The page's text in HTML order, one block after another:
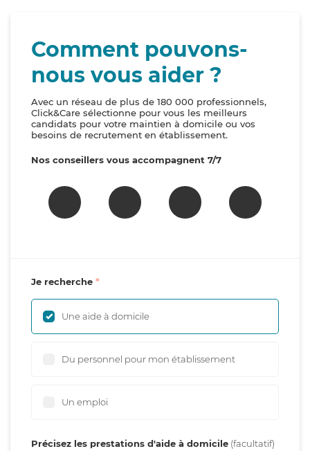
Comment pouvons-
nous vous aider ?
Avec un réseau de plus de 180 000 professionnels,
Click&Care sélectionne pour vous les meilleurs
candidats pour votre maintien à domicile ou vos
besoins de recrutement en établissement.
Nos conseillers vous accompagnent 7/7
Je recherche
Une aide à domicile
Du personnel pour mon établissement
Un emploi
Précisez les prestations d'aide à domicile